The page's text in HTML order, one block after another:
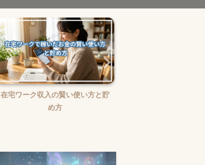
在宅ワークで報酬未払いに困った
時の対処法